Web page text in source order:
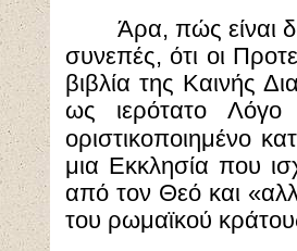
Άρα, πώς είναι
συνεπές, ότι οι
βιβλία της Καινής
ως ιερότατο
οριστικοποιημένο
μια Εκκλησία που
από τον Θεό και
του ρωμαϊκού